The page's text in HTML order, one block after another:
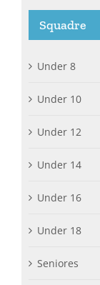
Squadre
Under 8
Under 10
Under 12
Under 14
Under 16
Under 18
Seniores